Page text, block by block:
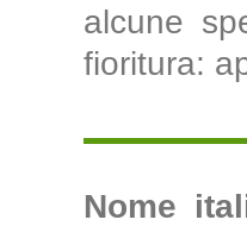
alcune
fioritura:
Nome